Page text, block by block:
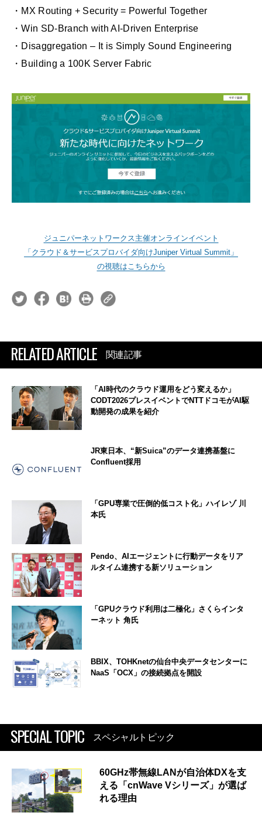
・MX Routing + Security = Powerful Together
・Win SD-Branch with AI-Driven Enterprise
・Disaggregation – It is Simply Sound Engineering
・Building a 100K Server Fabric
ジュニパーネットワークス主催オンラインイベント
「クラウド＆サービスプロバイダ向けJuniper Virtual Summit」
の視聴はこちらから
RELATED ARTICLE 関連記事
「AI時代のクラウド運用をどう変えるか」
CODT2026プレスイベントでNTTドコモがAI駆
動開発の成果を紹介
JR東日本、“新Suica”のデータ連携基盤に
Confluent採用
「GPU専業で圧倒的低コスト化」ハイレゾ 川
本氏
Pendo、AIエージェントに行動データをリア
ルタイム連携する新ソリューション
「GPUクラウド利用は二極化」さくらインタ
ーネット 角氏
BBIX、TOHKnetの仙台中央データセンターに
NaaS「OCX」の接続拠点を開設
SPECIAL TOPIC スペシャルトピック
60GHz帯無線LANが自治体DXを支
える「cnWave Vシリーズ」が選ば
れる理由